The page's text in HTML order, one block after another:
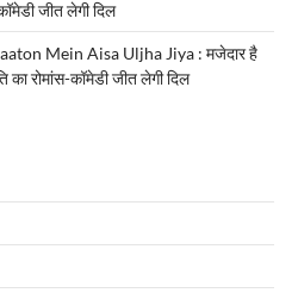
जीत लेगी दिल
Mein Aisa Uljha Jiya : मजेदार है
का रोमांस-कॉमेडी जीत लेगी दिल